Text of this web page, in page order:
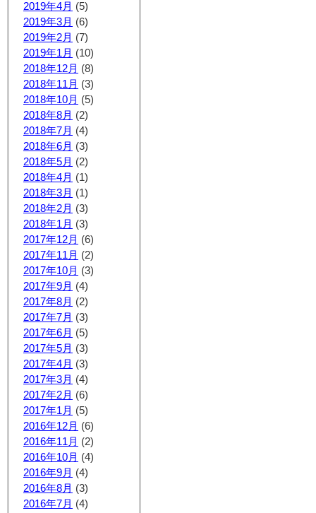
2019年4月 (5)
2019年3月 (6)
2019年2月 (7)
2019年1月 (10)
2018年12月 (8)
2018年11月 (3)
2018年10月 (5)
2018年8月 (2)
2018年7月 (4)
2018年6月 (3)
2018年5月 (2)
2018年4月 (1)
2018年3月 (1)
2018年2月 (3)
2018年1月 (3)
2017年12月 (6)
2017年11月 (2)
2017年10月 (3)
2017年9月 (4)
2017年8月 (2)
2017年7月 (3)
2017年6月 (5)
2017年5月 (3)
2017年4月 (3)
2017年3月 (4)
2017年2月 (6)
2017年1月 (5)
2016年12月 (6)
2016年11月 (2)
2016年10月 (4)
2016年9月 (4)
2016年8月 (3)
2016年7月 (4)